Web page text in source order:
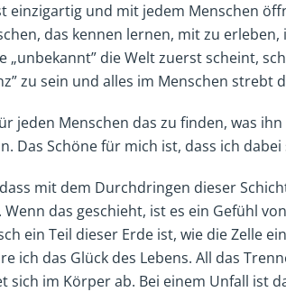
einzigartig und mit jedem Menschen
das kennen lernen, mit zu
„unbekannt” die Welt zuerst scheint,
zu sein und alles im Menschen strebt
jeden Menschen das zu finden, was
Das Schöne für mich ist, dass ich
mit dem Durchdringen dieser
das geschieht, ist es ein Gefühl
ein Teil dieser Erde ist, wie die Zelle
ich das Glück des Lebens. All das
sich im Körper ab. Bei einem Unfall ist